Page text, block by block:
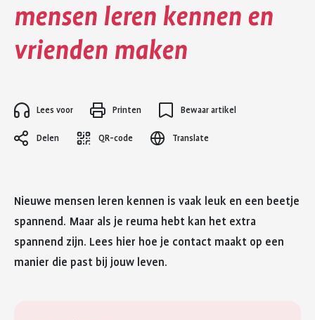
mensen leren kennen en
vrienden maken
Lees voor Printen Bewaar artikel
Delen QR-code Translate
Nieuwe mensen leren kennen is vaak leuk en een beetje
spannend. Maar als je reuma hebt kan het extra
spannend zijn. Lees hier hoe je contact maakt op een
manier die past bij jouw leven.